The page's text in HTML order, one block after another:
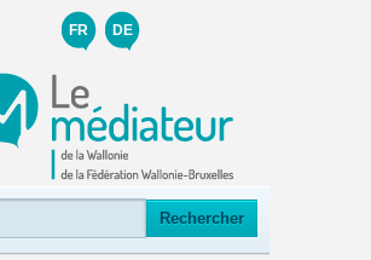
FR DE